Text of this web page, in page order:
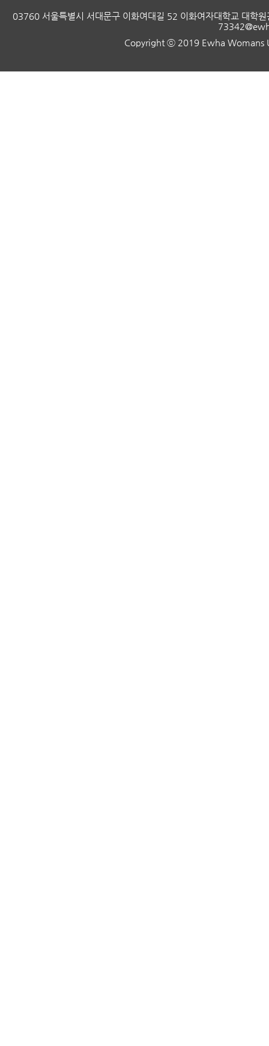
03760 서울특별시 서대문구 이화여대길 52 이화여자대학교 대학
Copyright ⓒ 2019 Ewha Womans